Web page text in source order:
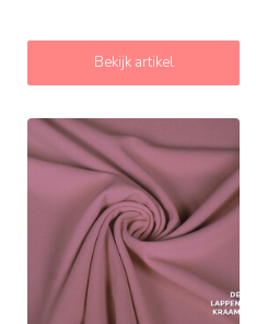
Bekijk artikel